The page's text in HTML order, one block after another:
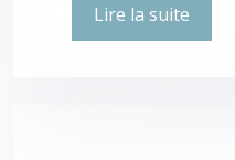
Lire la suite